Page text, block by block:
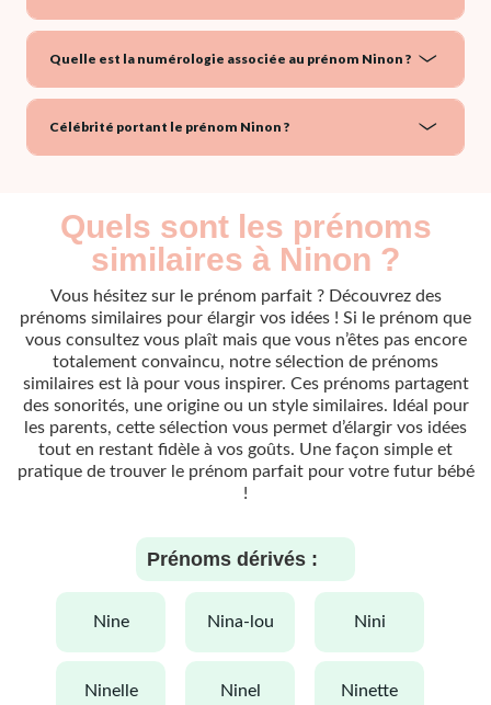
Quelle est la numérologie associée au prénom Ninon ?
Célébrité portant le prénom Ninon ?
Quels sont les prénoms
similaires à Ninon ?
Vous hésitez sur le prénom parfait ? Découvrez des
prénoms similaires pour élargir vos idées ! Si le prénom que
vous consultez vous plaît mais que vous n’êtes pas encore
totalement convaincu, notre sélection de prénoms
similaires est là pour vous inspirer. Ces prénoms partagent
des sonorités, une origine ou un style similaires. Idéal pour
les parents, cette sélection vous permet d’élargir vos idées
tout en restant fidèle à vos goûts. Une façon simple et
pratique de trouver le prénom parfait pour votre futur bébé
!
Prénoms dérivés :
nine nina-lou nini
ninelle ninel ninette